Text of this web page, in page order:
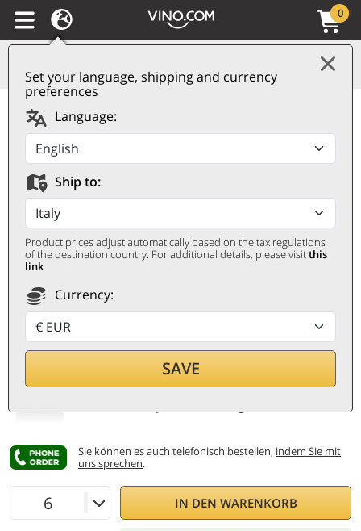
Set your language, shipping and currency
preferences
Language:
Ship to:
Product prices adjust automatically based on the tax regulations
of the destination country. For additional details, please visitthis
link.
Currency:
SAVE
0
Soave DOC Broia 2023
Roccolo Grassi
ROCCOLO GRASSI
0,75 ℓ
15,90€
Sie können es auch telefonisch bestellen, indem Sie mit
uns sprechen.
IN DEN WARENKORB